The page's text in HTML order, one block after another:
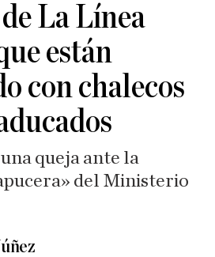
La Línea
están
con chalecos
queja ante la
del Ministerio